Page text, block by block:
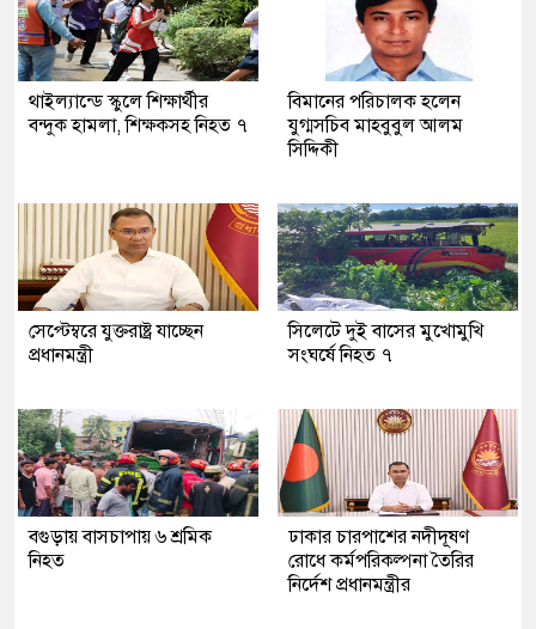
থাইল্যান্ডে স্কুলে শিক্ষার্থীর
বন্দুক হামলা, শিক্ষকসহ নিহত ৭
বিমানের পরিচালক হলেন
যুগ্মসচিব মাহবুবুল আলম
সিদ্দিকী
সেপ্টেম্বরে যুক্তরাষ্ট্র যাচ্ছেন
প্রধানমন্ত্রী
সিলেটে দুই বাসের মুখোমুখি
সংঘর্ষে নিহত ৭
বগুড়ায় বাসচাপায় ৬ শ্রমিক
নিহত
ঢাকার চারপাশের নদীদূষণ
রোধে কর্মপরিকল্পনা তৈরির
নির্দেশ প্রধানমন্ত্রীর